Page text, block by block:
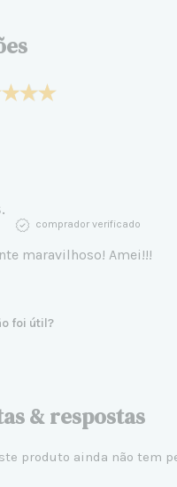
comprador verificado
maravilhoso! Amei!!!
foi útil?
& respostas
produto ainda não tem